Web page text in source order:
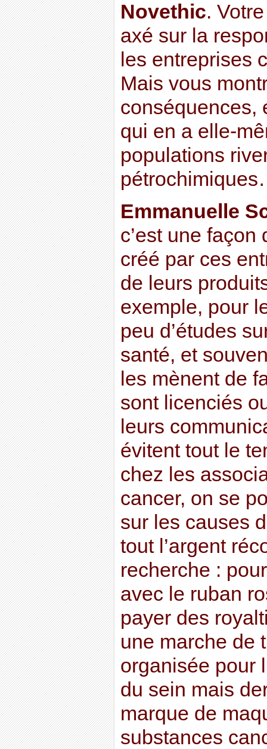
Novethic.
axé sur la
les entreprises
Mais vous
conséquences,
qui en a elle-
populations
Emmanuelle
c’est une
créé par ces
de leurs
exemple, pour
peu d’études
santé, et
les mènent de
sont licenciés
leurs
évitent tout le
chez les
cancer, on se
sur les causes
tout l’argent
recherche :
avec le ruban
payer des
une marche de
organisée pour
du sein mais
marque de
substances